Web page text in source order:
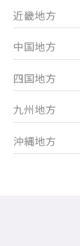
近畿地方
中国地方
四国地方
九州地方
沖縄地方